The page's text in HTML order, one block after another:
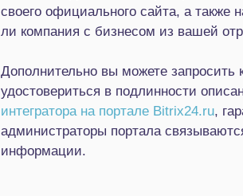
своего официального сайта, а также
ли компания с бизнесом из вашей
Дополнительно вы можете запросить
удостовериться в подлинности
интегратора на портале Bitrix24.ru,
администраторы портала
информации.